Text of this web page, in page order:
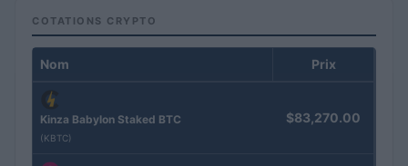
COTATIONS CRYPTO
Nom Prix
Kinza Babylon Staked BTC
(KBTC)
$83,270.00